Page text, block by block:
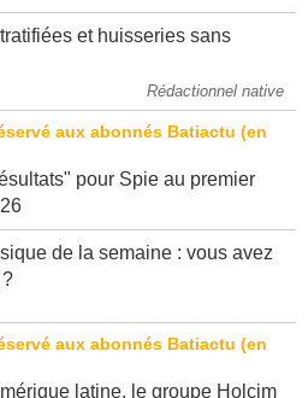
et huisseries sans
Rédactionnel native
pour Spie au premier
de la semaine : vous avez